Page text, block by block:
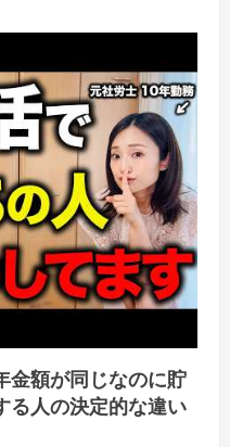
金額が同じなのに貯
る人の決定的な違い